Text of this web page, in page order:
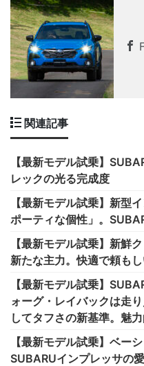
関連記事
【最新モデル試乗】
レックの光る完成度
【最新モデル試乗】新型
ポーティな個性」。
【最新モデル試乗】新鮮
新たな主力。快適で頼も
【最新モデル試乗】
ォーグ・レイバックは走
してタフさの新基準。魅力
【最新モデル試乗】ベー
SUBARUインプレッサの